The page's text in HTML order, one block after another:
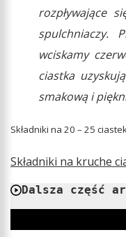
rozpływające
spulchniaczy.
wciskamy
ciastka
smakową i
Składniki na 20 – 25
Składniki na kruche
Dalsza część